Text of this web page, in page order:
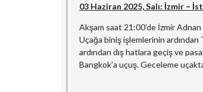
03 Haziran 2025, Salı: İzmir –
Akşam saat 21:00’de İzmir
Uçağa biniş işlemlerinin ardından
ardından dış hatlara geçiş ve
Bangkok’a uçuş. Geceleme